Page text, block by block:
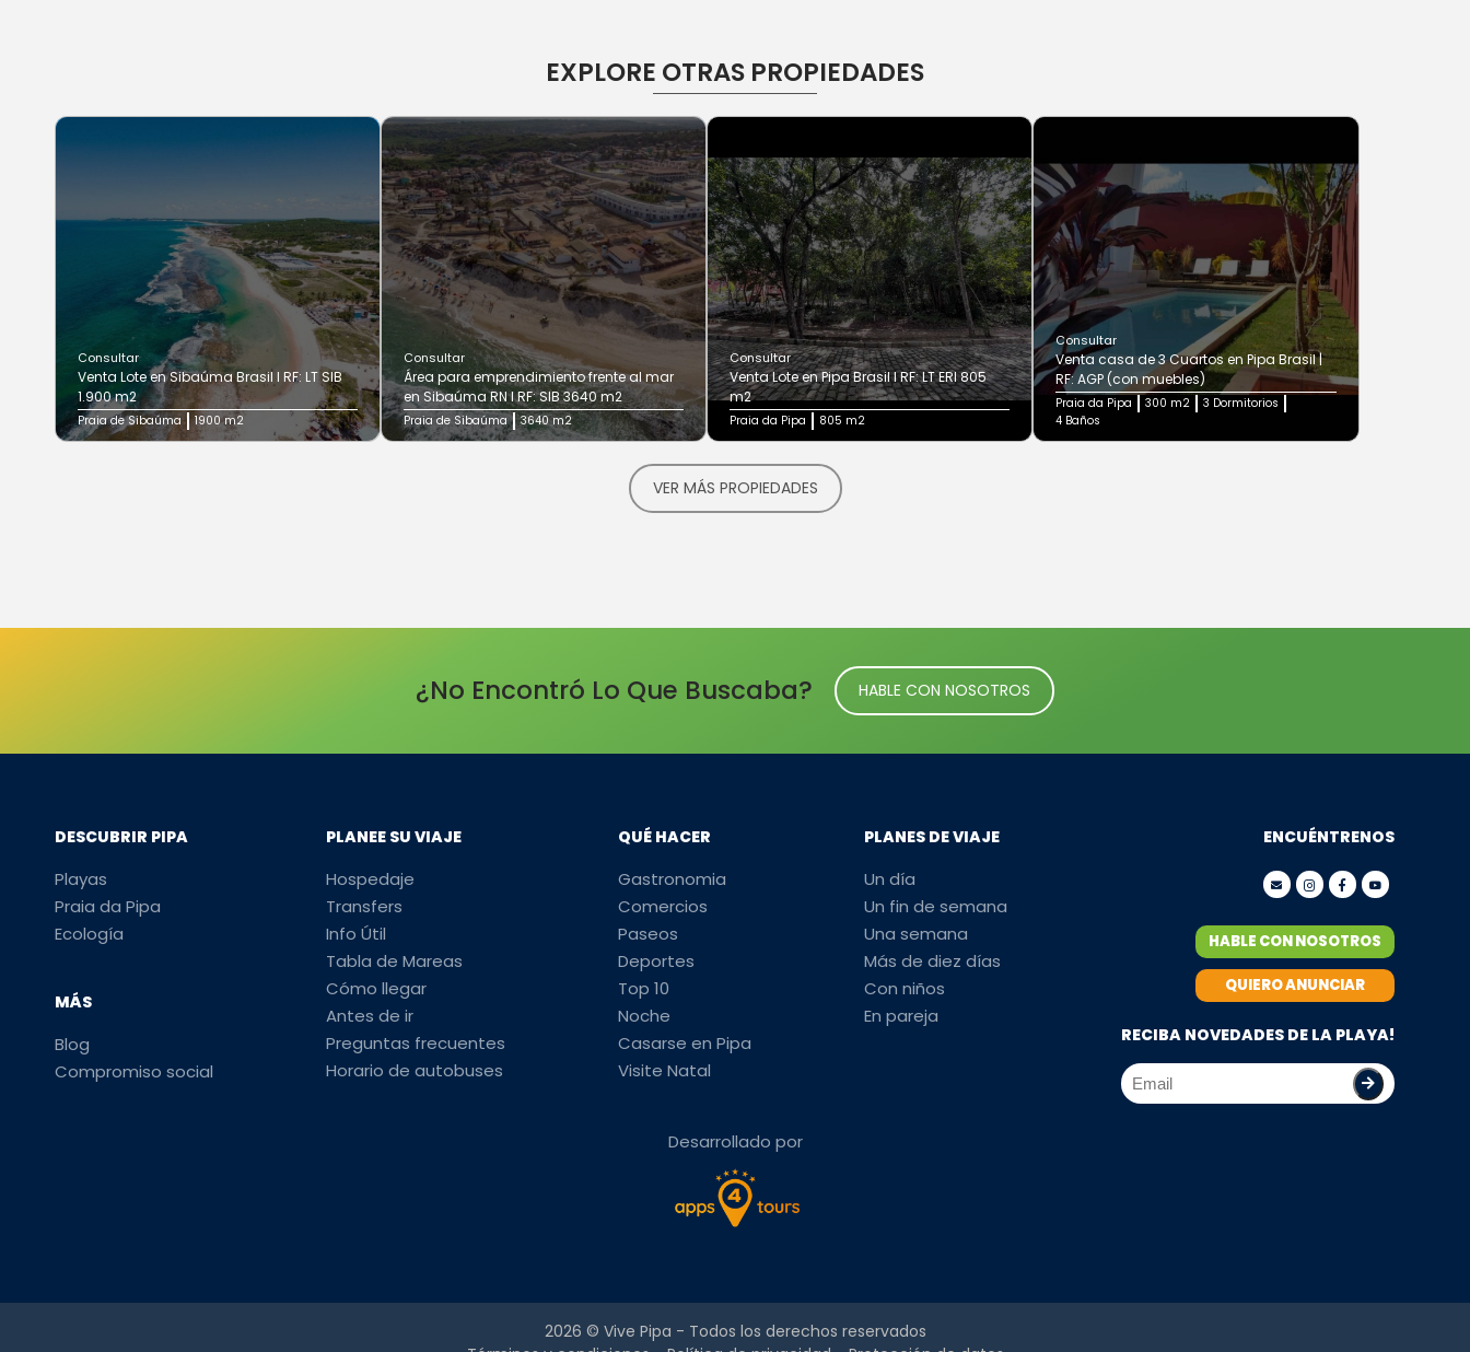
EXPLORE OTRAS PROPIEDADES
Consultar
Venta Lote en Sibaúma Brasil I RF: LT SIB
1.900 m2
Praia de Sibaúma 1900 m2
Consultar
Área para emprendimiento frente al mar
en Sibaúma RN I RF: SIB 3640 m2
Praia de Sibaúma 3640 m2
Consultar
Venta Lote en Pipa Brasil I RF: LT ERI 805
m2
Praia da Pipa 805 m2
Consultar
Venta casa de 3 Cuartos en Pipa Brasil |
RF: AGP (con muebles)
Praia da Pipa 300 m2
3 Dormitorios
4 Baños
VER MÁS PROPIEDADES
¿No Encontró Lo Que Buscaba? HABLE CON NOSOTROS
DESCUBRIR PIPA
Playas
Praia da Pipa
Ecología
MÁS
Blog
Compromiso social
PLANEE SU VIAJE
Hospedaje
Transfers
Info Útil
Tabla de Mareas
Cómo llegar
Antes de ir
Preguntas frecuentes
Horario de autobuses
QUÉ HACER
Gastronomia
Comercios
Paseos
Deportes
Top 10
Noche
Casarse en Pipa
Visite Natal
PLANES DE VIAJE
Un día
Un fin de semana
Una semana
Más de diez días
Con niños
En pareja
ENCUÉNTRENOS
HABLE CON NOSOTROS
QUIERO ANUNCIAR
RECIBA NOVEDADES DE LA PLAYA!
Desarrollado por
2026 © Vive Pipa - Todos los derechos reservados